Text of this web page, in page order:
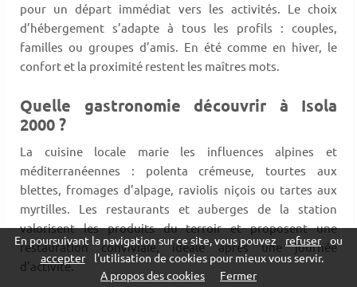
pour un départ immédiat vers les activités. Le choix
d’hébergement s’adapte à tous les profils : couples,
familles ou groupes d’amis. En été comme en hiver, le
confort et la proximité restent les maîtres mots.
Quelle gastronomie découvrir à Isola
2000 ?
La cuisine locale marie les influences alpines et
méditerranéennes : polenta crémeuse, tourtes aux
blettes, fromages d’alpage, raviolis niçois ou tartes aux
myrtilles. Les restaurants et auberges de la station
valorisent les produits du terroir et proposent une
restauration conviviale, idéale après une journée
d’activité.
En poursuivant la navigation sur ce site, vous pouvez refuser ou
accepter
l'utilisation de cookies pour mieux vous servir.
A propos des cookies
Fermer